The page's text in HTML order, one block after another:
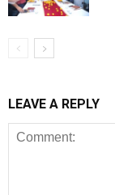
LEAVE A REPLY